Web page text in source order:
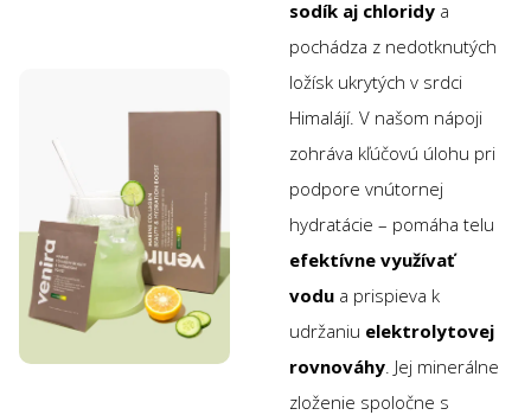
sodík aj chloridy a
pochádza z nedotknutých
ložísk ukrytých v srdci
Himalájí. V našom nápoji
zohráva kľúčovú úlohu pri
podpore vnútornej
hydratácie – pomáha telu
efektívne využívať
vodu a prispieva k
udržaniu elektrolytovej
rovnováhy . Jej minerálne
zloženie spoločne s